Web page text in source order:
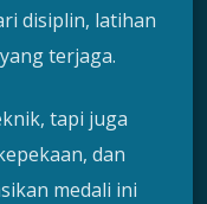
disiplin, latihan
terjaga.
tapi juga
dan
medali ini